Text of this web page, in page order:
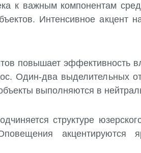
к важным компонентам
Интенсивное акцент
повышает эффективность
Один-два выделительных
выполняются в
структуре
акцентируются